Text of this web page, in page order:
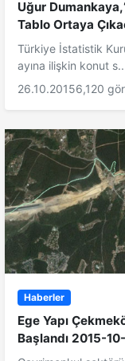
Uğur
Tablo Ortaya
Türkiye İstatistik
ayına ilişkin konut
26.10.20156,120
Haberler
Ege Yapı
Başlandı 2015-